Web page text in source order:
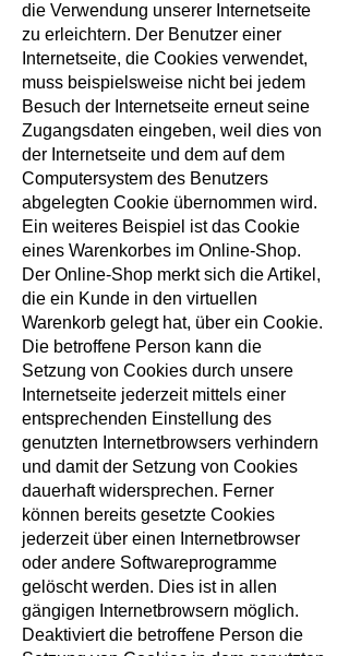
die Verwendung unserer Internetseite
zu erleichtern. Der Benutzer einer
Internetseite, die Cookies verwendet,
muss beispielsweise nicht bei jedem
Besuch der Internetseite erneut seine
Zugangsdaten eingeben, weil dies von
der Internetseite und dem auf dem
Computersystem des Benutzers
abgelegten Cookie übernommen wird.
Ein weiteres Beispiel ist das Cookie
eines Warenkorbes im Online-Shop.
Der Online-Shop merkt sich die Artikel,
die ein Kunde in den virtuellen
Warenkorb gelegt hat, über ein Cookie.
Die betroffene Person kann die
Setzung von Cookies durch unsere
Internetseite jederzeit mittels einer
entsprechenden Einstellung des
genutzten Internetbrowsers verhindern
und damit der Setzung von Cookies
dauerhaft widersprechen. Ferner
können bereits gesetzte Cookies
jederzeit über einen Internetbrowser
oder andere Softwareprogramme
gelöscht werden. Dies ist in allen
gängigen Internetbrowsern möglich.
Deaktiviert die betroffene Person die